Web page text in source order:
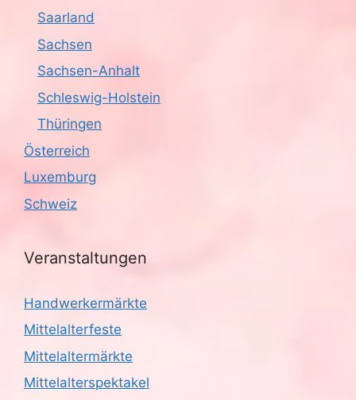
Saarland
Sachsen
Sachsen-Anhalt
Schleswig-Holstein
Thüringen
Österreich
Luxemburg
Schweiz
Veranstaltungen
Handwerkermärkte
Mittelalterfeste
Mittelaltermärkte
Mittelalterspektakel